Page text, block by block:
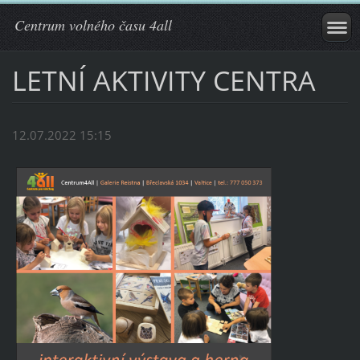
Centrum volného času 4all
LETNÍ AKTIVITY CENTRA
12.07.2022 15:15